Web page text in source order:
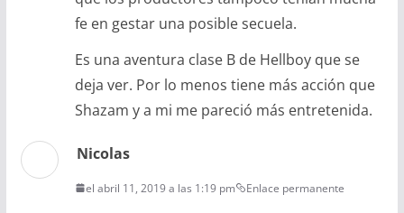
fe en gestar una posible secuela.
Es una aventura clase B de Hellboy que se
deja ver. Por lo menos tiene más acción que
Shazam y a mi me pareció más entretenida.
Nicolas
el abril 11, 2019 a las 1:19 pm Enlace permanente